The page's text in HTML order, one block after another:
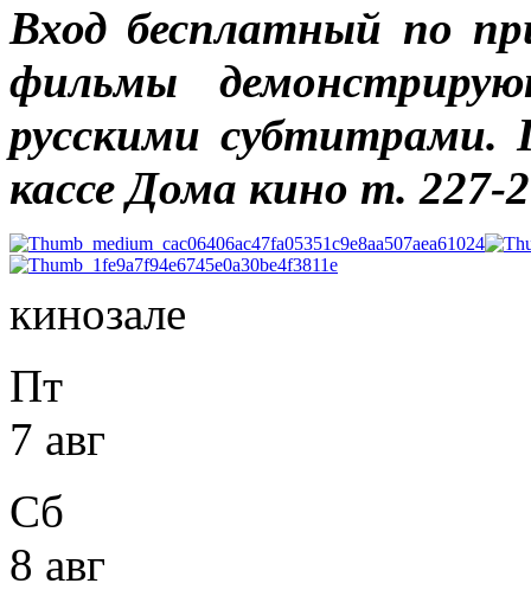
Вход бесплатный по
фильмы
русскими субтитрами.
кассе Дома кино т.227-
кинозале
Пт
7 авг
Сб
8 авг